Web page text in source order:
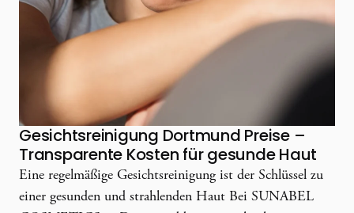
Gesichtsreinigung Dortmund Preise –
Transparente Kosten für gesunde Haut
Eine regelmäßige Gesichtsreinigung ist der Schlüssel zu
einer gesunden und strahlenden Haut Bei SUNABEL